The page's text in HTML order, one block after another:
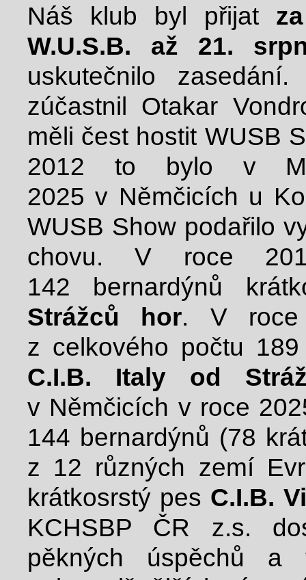
Náš klub byl přijat
W.U.S.B. až 21.
uskutečnilo
zúčastnil Otakar
měli čest hostit WUSB
2012 to bylo v
2025 v Němčicích u
WUSB Show podařilo
chovu. V roce
142 bernardýnů
Strážců hor. V roce
z celkového počtu
C.I.B. Italy od
v Němčicích v roce
144 bernardýnů (78
z 12 různých zemí
krátkosrstý pes C.I.B.
KCHSBP ČR z.s.
pěkných úspěchů